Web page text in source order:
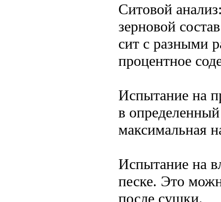
Ситовой
зерновой
сит с разными
процентное
Испытание на
в
максимальная
Испытание на
песке. Это
после сушки.